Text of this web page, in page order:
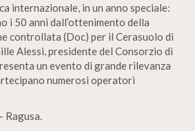
internazionale, in un anno speciale:
i 50 anni dall’ottenimento della
controllata (Doc) per il Cerasuolo di
Alessi, presidente del Consorzio di
un evento di grande rilevanza
numerosi operatori
Ragusa.